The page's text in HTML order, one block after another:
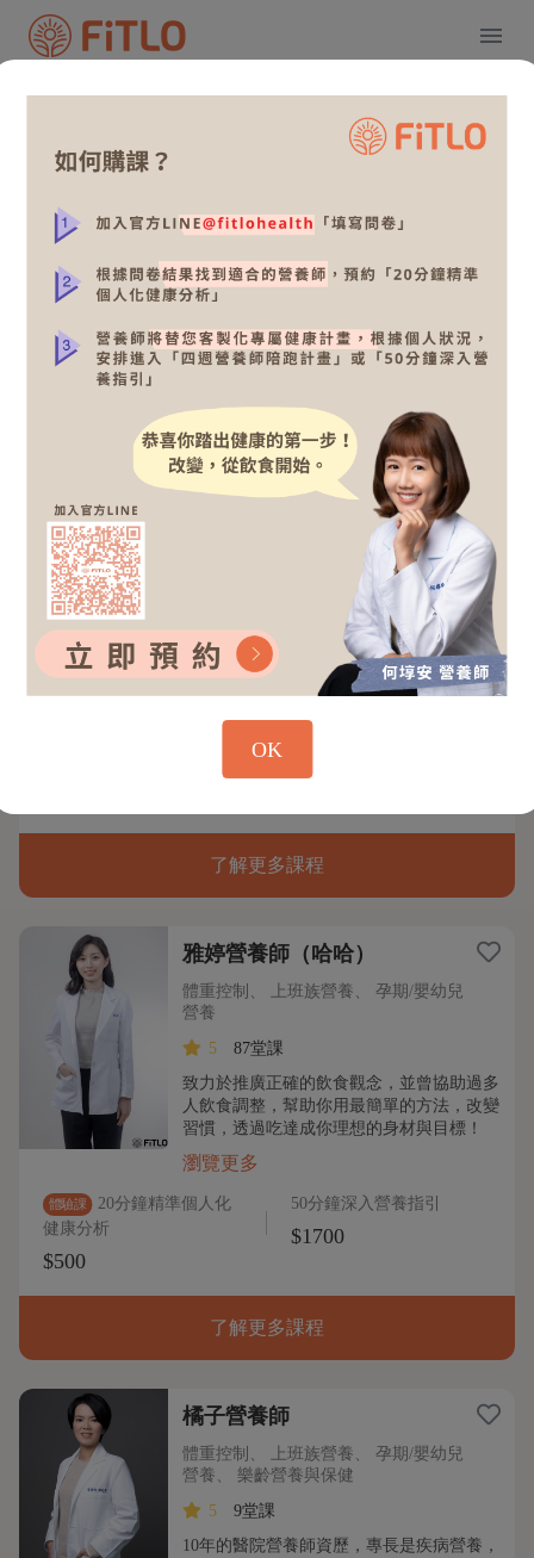
全部 體重控制 上班族營養
篩選依據 排序依據：推薦
簡鈺樺營養師（Betty）
上班族營養、 樂齡營養與保健、 家庭
飲食計畫、 孕期/嬰幼兒營養、 體重控
#備孕好體質 #孕期營養 #更年期 #體重管理
#成長營養 電視節目/媒體專欄/企業講座常
客，推廣透過食物取代藥物，生活中找到更
健康的自己
瀏覽更多
$1700
了解更多課程
雅婷營養師（哈哈）
體重控制、 上班族營養、 孕期/嬰幼兒
營養
5
87堂課
致力於推廣正確的飲食觀念，並曾協助過多
人飲食調整，幫助你用最簡單的方法，改變
習慣，透過吃達成你理想的身材與目標！
瀏覽更多
體驗課
20分鐘精準個人化
健康分析
$500
50分鐘深入營養指引
$1700
了解更多課程
橘子營養師
體重控制、 上班族營養、 孕期/嬰幼兒
營養、 樂齡營養與保健
5
9堂課
10年的醫院營養師資歷，專長是疾病營養，
OK